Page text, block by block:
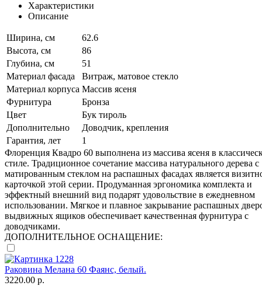
Характеристики
Описание
Ширина, см
62.6
Высота, см
86
Глубина, см
51
Материал фасада
Витраж, матовое стекло
Материал корпуса Массив ясеня
Фурнитура
Бронза
Цвет
Бук тироль
Дополнительно
Доводчик, крепления
Гарантия, лет
1
Флоренция Квадро 60 выполнена из массива ясеня в
стиле. Традиционное сочетание массива натурального дерева с
матированным стеклом на распашных фасадах является
карточкой этой серии. Продуманная эргономика комплекта и
эффектный внешний вид подарят удовольствие в ежедневном
использовании. Мягкое и плавное закрывание распашных
выдвижных ящиков обеспечивает качественная фурнитура с
доводчиками.
ДОПОЛНИТЕЛЬНОЕ ОСНАЩЕНИЕ:
Раковина Мелана 60 Фаянс, белый.
3220.00 р.